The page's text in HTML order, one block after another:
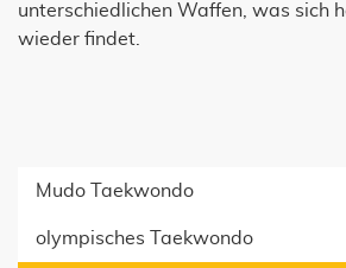
unterschiedlichen Waffen, was sich
wieder findet.
Mudo Taekwondo
olympisches Taekwondo